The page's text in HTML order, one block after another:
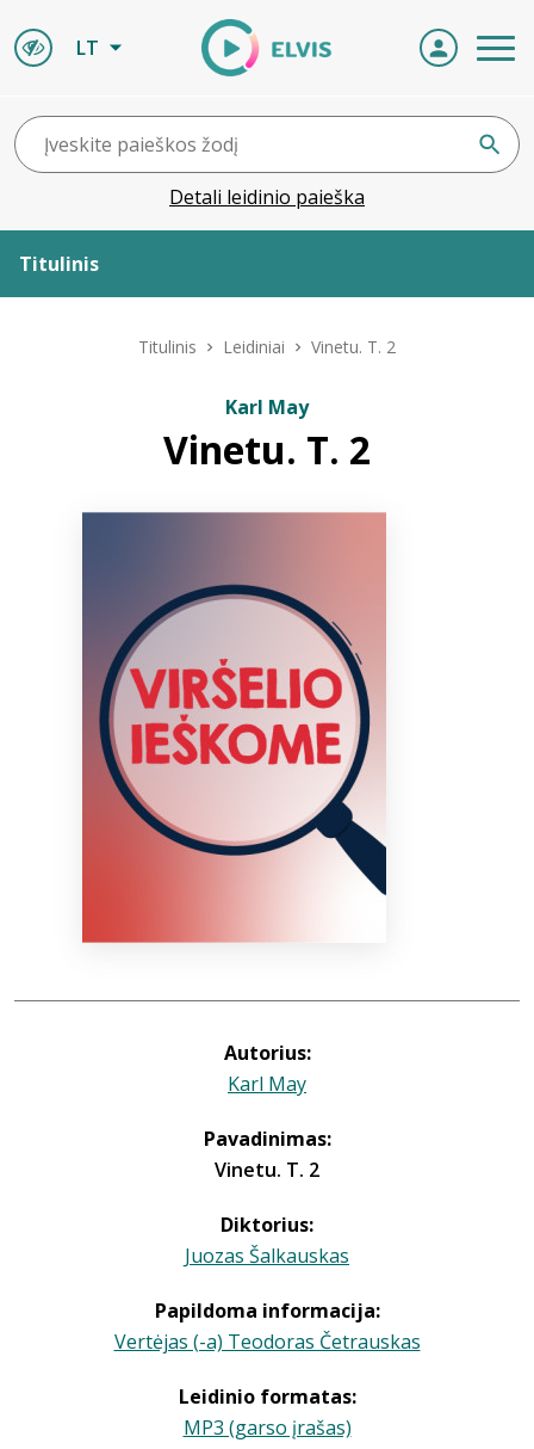
LT
Detali leidinio paieška
Titulinis
Titulinis Leidiniai Vinetu. T. 2
Karl May
Vinetu. T. 2
Autorius:
Karl May
Pavadinimas:
Vinetu. T. 2
Diktorius:
Juozas Šalkauskas
Papildoma informacija:
Vertėjas (-a) Teodoras Četrauskas
Leidinio formatas:
MP3 (garso įrašas)